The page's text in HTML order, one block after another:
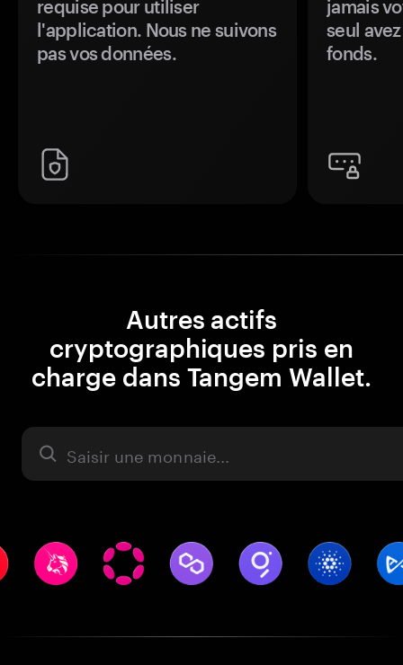
requise pour utiliser
l'application. Nous ne suivons
pas vos données.
jamais
seul
fonds.
Autres actifs
cryptographiques pris en
charge dans Tangem Wallet.
Actifs